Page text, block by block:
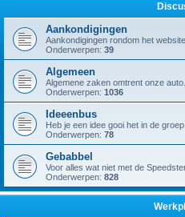
Aankondigingen
Aankondigingen rondom het
Onderwerpen: 39
Algemeen
Algemene zaken omtrent onze auto.
Onderwerpen: 1036
Ideeenbus
Heb je een idee gooi het in de groep.
Onderwerpen: 78
Gebabbel
Voor alles wat niet met de
Onderwerpen: 828